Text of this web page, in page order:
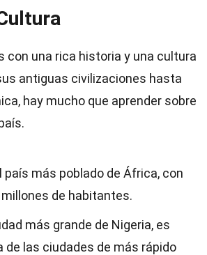
con una rica historia y una cultura
antiguas civilizaciones hasta
hay mucho que aprender sobre
país más poblado de África, con
de habitantes.
más grande de Nigeria, es
de las ciudades de más rápido